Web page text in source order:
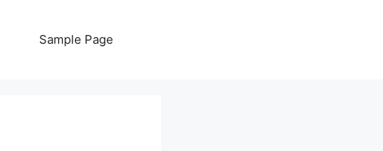
Sample Page